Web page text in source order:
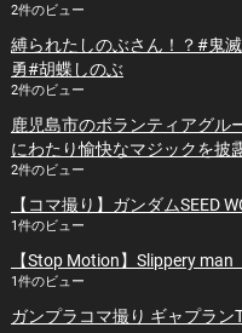
2件のビュー
縛られたしのぶさん！？#鬼
勇#胡蝶しのぶ
2件のビュー
鹿児島市のボランティアグ
にわたり愉快なマジックを披
2件のビュー
【コマ撮り】ガンダムSEED
1件のビュー
【Stop Motion】Slippery man
1件のビュー
ガンプラコマ撮り ギャプラン